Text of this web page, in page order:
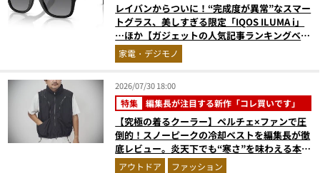
レイバンからついに！“完成度が異常”なスマー
トグラス、美しすぎる限定「IQOS ILUMA i」
…ほか【ガジェットの人気記事ランキングベス
ト3】（2026年6月版）
家電・デジモノ
2026/07/30 18:00
特集 編集長が注目する新作「コレ買いです」
【究極の着るクーラー】ペルチェ×ファンで圧
倒的！スノーピークの冷却ベストを編集長が徹
底レビュー。炎天下でも“寒さ”を味わえる本気
のギア『コレ買いです』Vol.172
アウトドア ファッション